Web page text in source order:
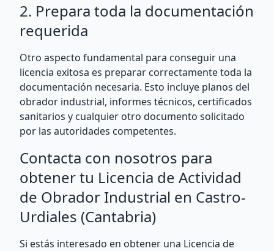
2. Prepara toda la documentación
requerida
Otro aspecto fundamental para conseguir una
licencia exitosa es preparar correctamente toda la
documentación necesaria. Esto incluye planos del
obrador industrial, informes técnicos, certificados
sanitarios y cualquier otro documento solicitado
por las autoridades competentes.
Contacta con nosotros para
obtener tu Licencia de Actividad
de Obrador Industrial en Castro-
Urdiales (Cantabria)
Si estás interesado en obtener una Licencia de